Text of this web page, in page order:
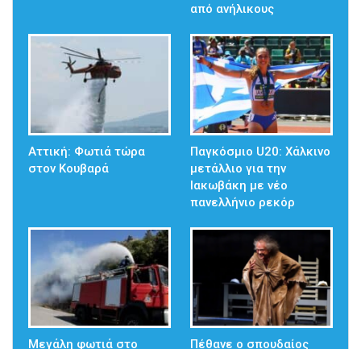
από ανήλικους
Αττική: Φωτιά τώρα
στον Κουβαρά
Παγκόσμιο U20: Χάλκινο
μετάλλιο για την
Ιακωβάκη με νέο
πανελλήνιο ρεκόρ
Μεγάλη φωτιά στο Πέθανε ο σπουδαίος